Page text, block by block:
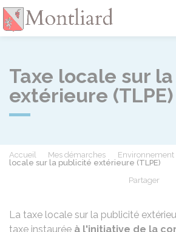
Taxe locale sur
extérieure (TLPE)
Accueil Mes démarches Environnement
locale sur la publicité extérieure (TLPE)
Partager
La taxe locale sur la publicité
taxe instaurée à l'initiative de la